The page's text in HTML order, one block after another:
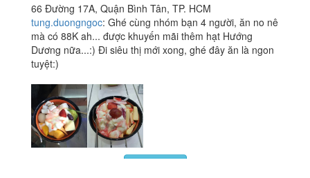
66 Đường 17A, Quận Bình Tân, TP. HCM
tung.duongngoc: Ghé cùng nhóm bạn 4 người, ăn no nê
mà có 88K ah... được khuyến mãi thêm hạt Hướng
Dương nữa...:) Đi siêu thị mới xong, ghé đây ăn là ngon
tuyệt:)